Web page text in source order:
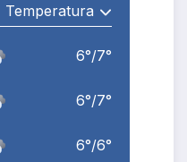
6°/7°
6°/7°
6°/6°